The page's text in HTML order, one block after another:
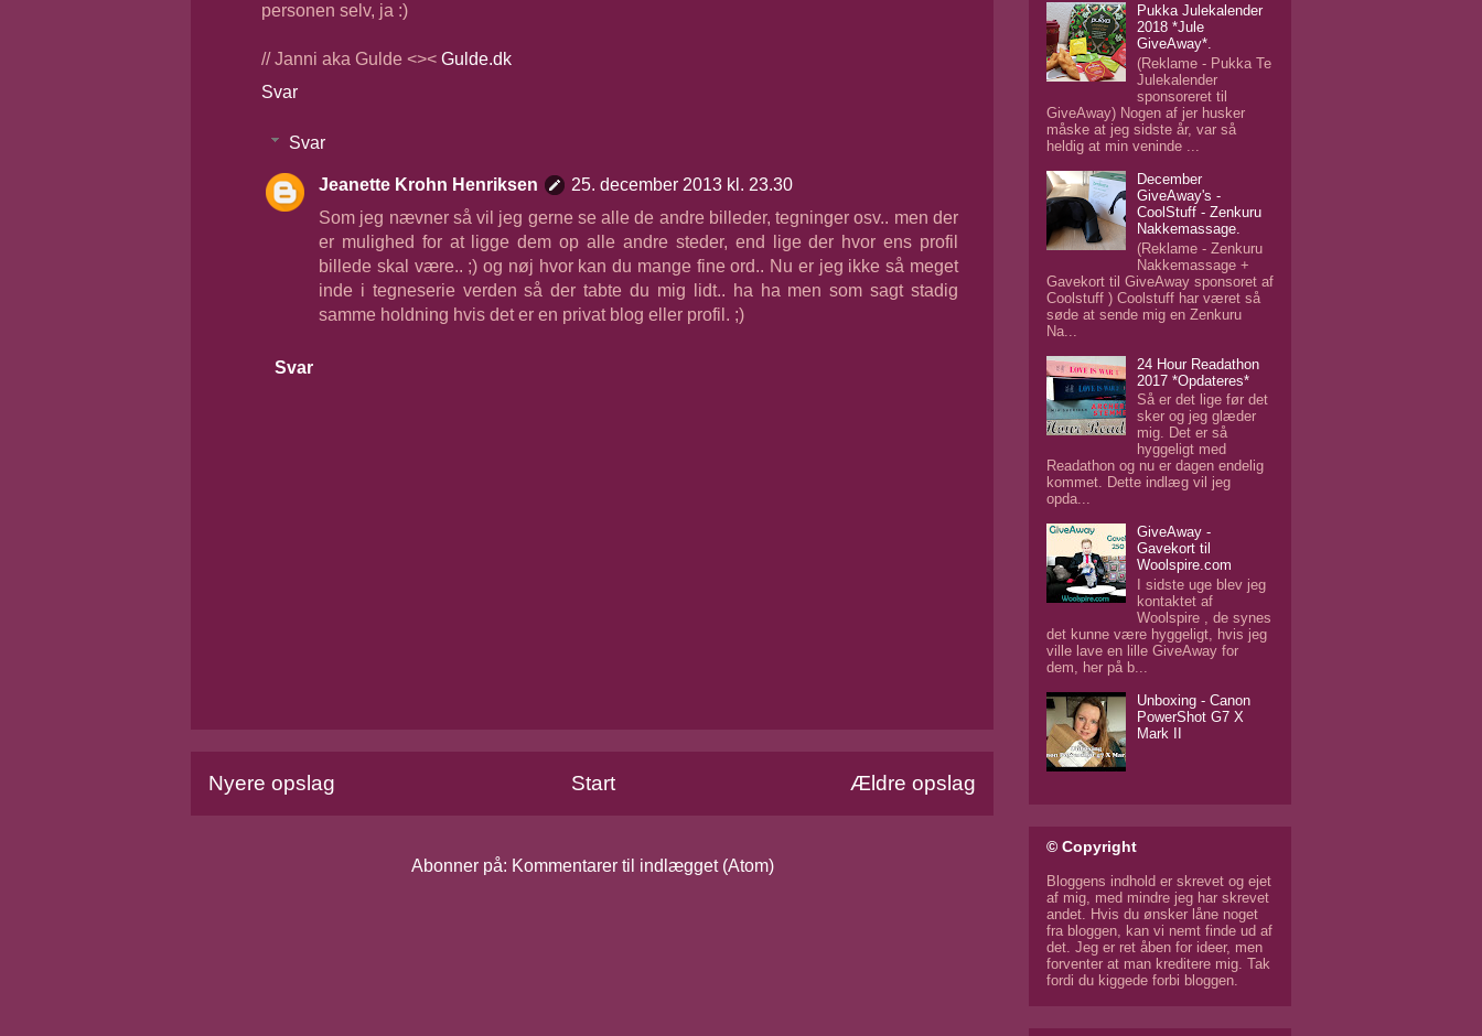
personen selv, ja :)
// Janni aka Gulde <>< Gulde.dk
Svar
Svar
Jeanette Krohn Henriksen
25. december 2013 kl. 23.30
Som jeg nævner så vil jeg gerne se alle de andre billeder, tegninger osv.. men der
er mulighed for at ligge dem op alle andre steder, end lige der hvor ens profil
billede skal være.. ;) og nøj hvor kan du mange fine ord.. Nu er jeg ikke så meget
inde i tegneserie verden så der tabte du mig lidt.. ha ha men som sagt stadig
samme holdning hvis det er en privat blog eller profil. ;)
Svar
Nyere opslag Ældre opslag
Start
Abonner på: Kommentarer til indlægget (Atom)
Pukka Julekalender
2018 *Jule
GiveAway*.
(Reklame - Pukka Te
Julekalender
sponsoreret til
GiveAway) Nogen af jer husker
måske at jeg sidste år, var så
heldig at min veninde ...
December
GiveAway's -
CoolStuff - Zenkuru
Nakkemassage.
(Reklame - Zenkuru
Nakkemassage +
Gavekort til GiveAway sponsoret af
Coolstuff ) Coolstuff har været så
søde at sende mig en Zenkuru
Na...
24 Hour Readathon
2017 *Opdateres*
Så er det lige før det
sker og jeg glæder
mig. Det er så
hyggeligt med
Readathon og nu er dagen endelig
kommet. Dette indlæg vil jeg
opda...
GiveAway -
Gavekort til
Woolspire.com
I sidste uge blev jeg
kontaktet af
Woolspire , de synes
det kunne være hyggeligt, hvis jeg
ville lave en lille GiveAway for
dem, her på b...
Unboxing - Canon
PowerShot G7 X
Mark II
© Copyright
Bloggens indhold er skrevet og ejet
af mig, med mindre jeg har skrevet
andet. Hvis du ønsker låne noget
fra bloggen, kan vi nemt finde ud af
det. Jeg er ret åben for ideer, men
forventer at man kreditere mig. Tak
fordi du kiggede forbi bloggen.